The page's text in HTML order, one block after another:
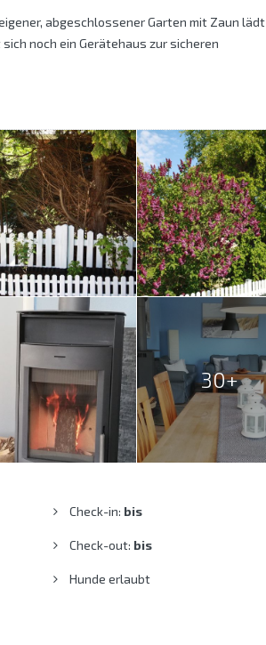
abgeschlossener Garten mit Zaun lädt
noch ein Gerätehaus zur sicheren
30+
Check-in: bis
Check-out: bis
Hunde erlaubt